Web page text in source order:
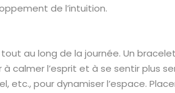
de l’intuition.
au long de la journée. Un
calmer l’esprit et à se sentir plus
etc., pour dynamiser l’espace.